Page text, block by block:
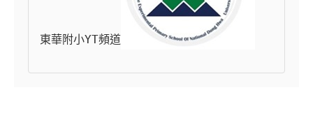
東華附小YT頻道